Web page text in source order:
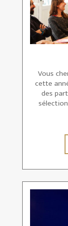
Vous
cette
des